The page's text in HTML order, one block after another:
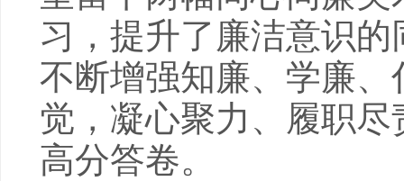
习，提升了廉洁意识
不断增强知廉、学廉
觉，凝心聚力、履职
高分答卷。